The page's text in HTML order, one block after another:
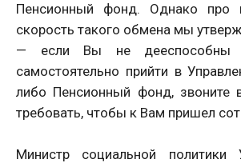
Пенсионный фонд. Однако про
скорость такого обмена мы
— если Вы не
самостоятельно прийти в
либо Пенсионный фонд,
требовать, чтобы к Вам пришел
Министр социальной политики